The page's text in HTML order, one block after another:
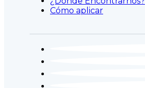
Cómo aplicar